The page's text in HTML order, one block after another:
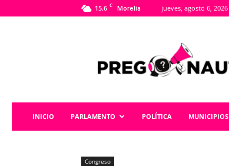
15.6 C Morelia jueves, agosto 6, 2026
INICIO PARLAMENTO POLÍTICA MUNICIPIOS
Congreso